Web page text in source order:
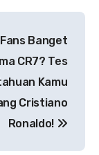
Banget
CR7? Tes
Kamu
Cristiano
Ronaldo!